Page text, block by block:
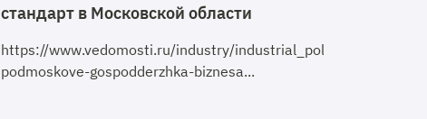
стандарт в Московской области
https://www.vedomosti.ru/industry/industrial_policy/articles/
podmoskove-gospodderzhka-biznesa...